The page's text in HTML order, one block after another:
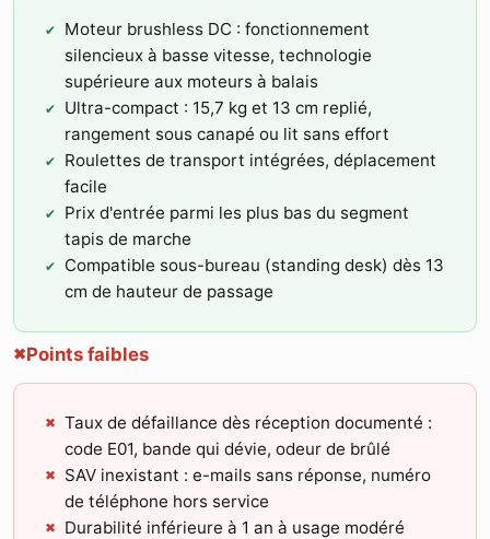
Moteur brushless DC : fonctionnement
silencieux à basse vitesse, technologie
supérieure aux moteurs à balais
Ultra-compact : 15,7 kg et 13 cm replié,
rangement sous canapé ou lit sans effort
Roulettes de transport intégrées, déplacement
facile
Prix d'entrée parmi les plus bas du segment
tapis de marche
Compatible sous-bureau (standing desk) dès 13
cm de hauteur de passage
✖Points faibles
Taux de défaillance dès réception documenté :
code E01, bande qui dévie, odeur de brûlé
SAV inexistant : e-mails sans réponse, numéro
de téléphone hors service
Durabilité inférieure à 1 an à usage modéré